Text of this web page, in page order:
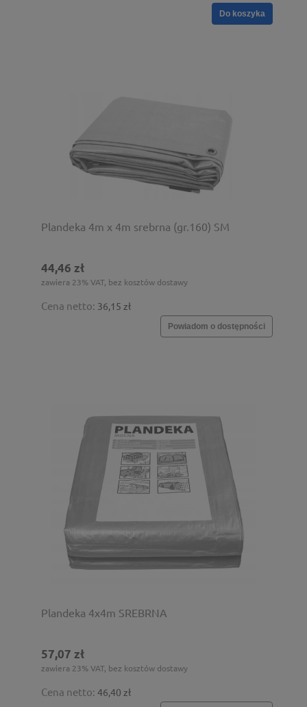
Do koszyka
Plandeka 4m x 4m srebrna (gr.160) SM
44,46 zł
zawiera 23% VAT, bez kosztów dostawy
Cena netto: 36,15 zł
Powiadom o dostępności
Plandeka 4x4m SREBRNA
57,07 zł
zawiera 23% VAT, bez kosztów dostawy
Cena netto: 46,40 zł